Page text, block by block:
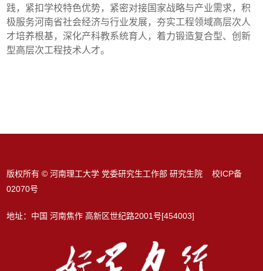
践，紧扣学校特色优势，紧密对接国家战略与产业需求，积
极服务河南省社会经济与行业发展，夯实工程领域高层次人
才培养根基，深化产科教系统育人，着力锻造复合型、创新
型高层次工程技术人才。
版权所有 © 河南理工大学 党委研究生工作部 研究生院 校ICP备
02070号
地址：中国 河南焦作 高新区世纪路2001号[454003]